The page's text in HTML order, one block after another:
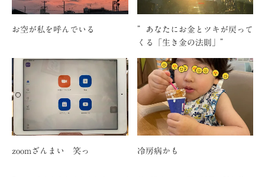
お空が私を呼んでいる
”あなたにお金とツキが戻って
くる「生き金の法則」”
zoomざんまい 笑っ 冷房病かも